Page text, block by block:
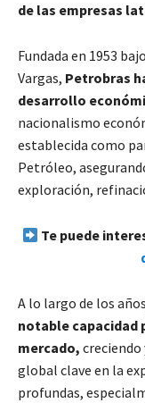
de las empresas
Fundada en 1953
Vargas, Petrobras
desarrollo
nacionalismo
establecida como
Petróleo,
exploración,
Te puede
A lo largo de los
notable capacidad
mercado,
global clave en la
profundas,